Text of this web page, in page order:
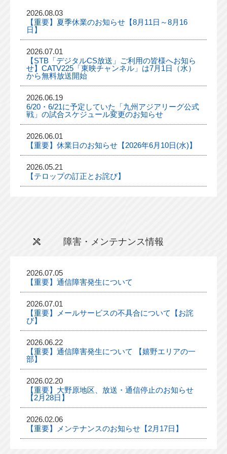
2026.08.03
【重要】夏季休業のお知らせ【8月11日～8月16
日】
2026.07.01
【STB「デジタルCS放送」ご利用の皆様へお知ら
せ】CATV225「東映チャンネル」は7月1日（水）
から無料放送開始
2026.06.19
6/20・6/21に予定していた「九州アジアリーグ公式
戦」の試合スケジュール変更のお知らせ
2026.06.01
【重要】休業日のお知らせ【2026年6月10日(水)】
2026.05.21
【テロップの訂正とお詫び】
障害・メンテナンス情報
2026.07.05
【重要】通信障害発生について
2026.07.01
【重要】メールサービスの不具合について【お詫
び】
2026.06.22
【重要】通信障害発生について 【嬉野エリアの一
部】
2026.02.20
【重要】大野原地区、放送・通信停止のお知らせ
【2月28日】
2026.02.06
【重要】メンテナンスのお知らせ【2月17日】